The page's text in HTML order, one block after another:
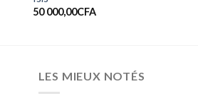
50 000,00CFA
LES MIEUX NOTÉS